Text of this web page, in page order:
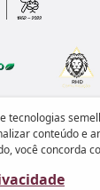
tecnologias
conteúdo e
você concorda